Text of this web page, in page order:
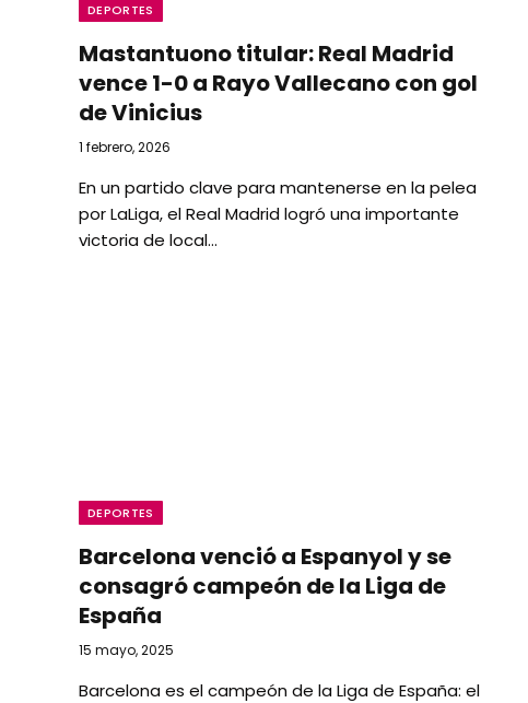
DEPORTES
Mastantuono titular: Real Madrid
vence 1-0 a Rayo Vallecano con gol
de Vinicius
1 febrero, 2026
En un partido clave para mantenerse en la pelea
por LaLiga, el Real Madrid logró una importante
victoria de local…
DEPORTES
Barcelona venció a Espanyol y se
consagró campeón de la Liga de
España
15 mayo, 2025
Barcelona es el campeón de la Liga de España: el